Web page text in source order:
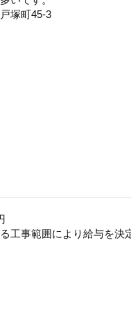
塚町45-3
工事範囲により給与を決